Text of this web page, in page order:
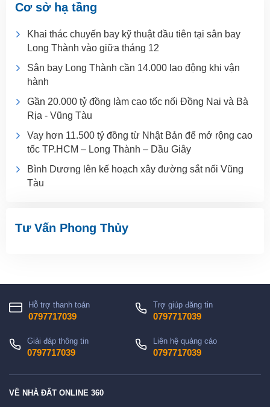
Cơ sở hạ tầng
Khai thác chuyến bay kỹ thuật đầu tiên tại sân bay
Long Thành vào giữa tháng 12
Sân bay Long Thành cần 14.000 lao động khi vận
hành
Gần 20.000 tỷ đồng làm cao tốc nối Đồng Nai và Bà
Rịa - Vũng Tàu
Vay hơn 11.500 tỷ đồng từ Nhật Bản để mở rộng cao
tốc TP.HCM – Long Thành – Dầu Giây
Bình Dương lên kế hoạch xây đường sắt nối Vũng
Tàu
Tư Vấn Phong Thủy
Hỗ trợ thanh toán
0797717039
Trợ giúp đăng tin
0797717039
Giải đáp thông tin
0797717039
Liên hệ quảng cáo
0797717039
VỀ NHÀ ĐẤT ONLINE 360